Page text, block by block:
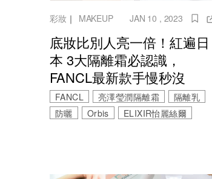
彩妝｜ MAKEUP JAN 10 , 2023
底妝比別人亮一倍！紅遍日
本 3大隔離霜必認識，
FANCL最新款手慢秒沒
FANCL 亮澤瑩潤隔離霜
隔離乳
防曬
Orbis ELIXIR怡麗絲爾